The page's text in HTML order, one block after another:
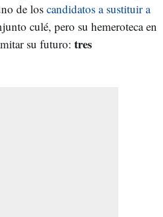
de los candidatos a sustituir a
culé, pero su hemeroteca en
su futuro: tres